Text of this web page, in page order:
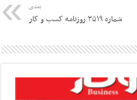
بعدی
شماره ۳۵۱۹ روزنامه کسب و کار